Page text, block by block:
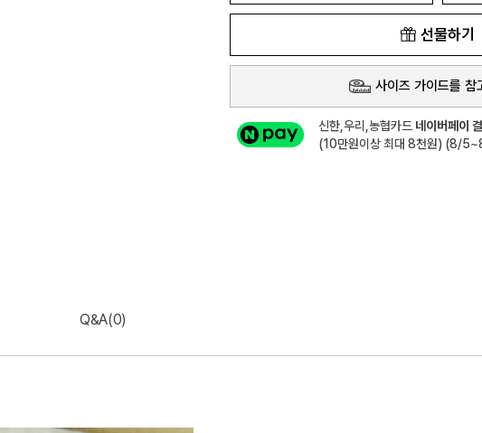
선물하기
사이즈 가이드를 참
신한,우리,농협카드 네이버페이
(10만원이상 최대 8천원) (8/
Q&A(0)